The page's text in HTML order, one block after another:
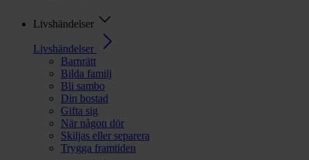
Livshändelser
Livshändelser
Barnrätt
Bilda familj
Bli sambo
Din bostad
Gifta sig
När någon dör
Skiljas eller separera
Trygga framtiden